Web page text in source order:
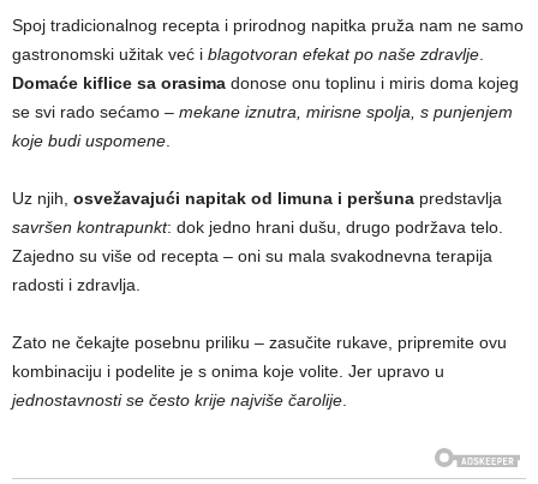
Spoj tradicionalnog recepta i prirodnog napitka pruža nam ne samo
gastronomski užitak već i blagotvoran efekat po naše zdravlje
Domaće kiflice sa orasima donose onu toplinu i miris doma kojeg
se svi rado sećamo – mekane iznutra, mirisne spolja, s punjenjem
koje budi uspomene
Uz njih, osvežavajući napitak od limuna i peršuna predstavlja
savršen kontrapunkt: dok jedno hrani dušu, drugo podržava telo.
Zajedno su više od recepta – oni su mala svakodnevna terapija
radosti i zdravlja.
Zato ne čekajte posebnu priliku – zasučite rukave, pripremite ovu
kombinaciju i podelite je s onima koje volite. Jer upravo u
jednostavnosti se često krije najviše čarolije